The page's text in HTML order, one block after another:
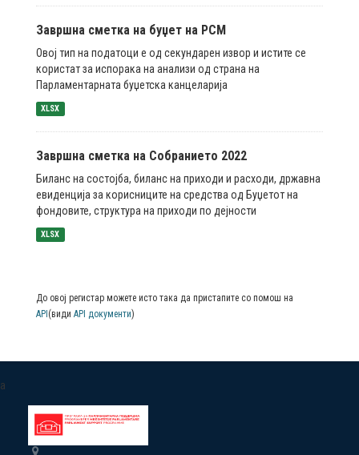
Завршна сметка на буџет на РСМ
Овој тип на податоци е од секундарен извор и истите се
користат за испорака на анализи од страна на
Парламентарната буџетска канцеларија
XLSX
Завршна сметка на Собранието 2022
Биланс на состојба, биланс на приходи и расходи, државна
евиденција за корисниците на средства од Буџетот на
фондовите, структура на приходи по дејности
XLSX
До овој регистар можете исто така да пристапите со помош на
API (види API документи)
a